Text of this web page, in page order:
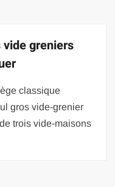
greniers
classique
gros vide-grenier
trois vide-maisons